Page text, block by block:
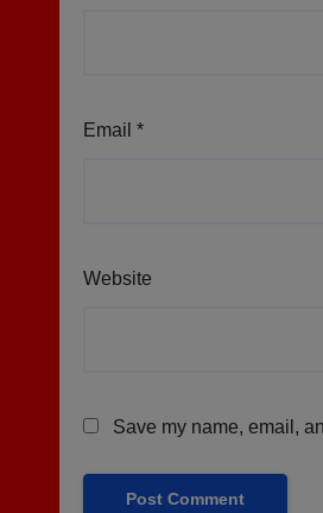
Email *
Website
Save my name, email,